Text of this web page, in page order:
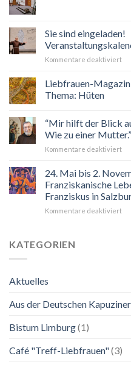
Sie sind eingeladen!
Kommentare deaktiviertfür
sind
Liebfrauen-Magazin
Thema: Hüten
“Mir hilft der Blick
Wie zu einer Mutter.”
Kommentare deaktiviertfür
auf
24. Mai bis 2.
Franziskanische
Franziskus in
Kommentare deaktiviertfür
KATEGORIEN
Aktuelles
Aus der Deutschen
Bistum Limburg(1)
Café "Treff-Liebfrauen"(3)